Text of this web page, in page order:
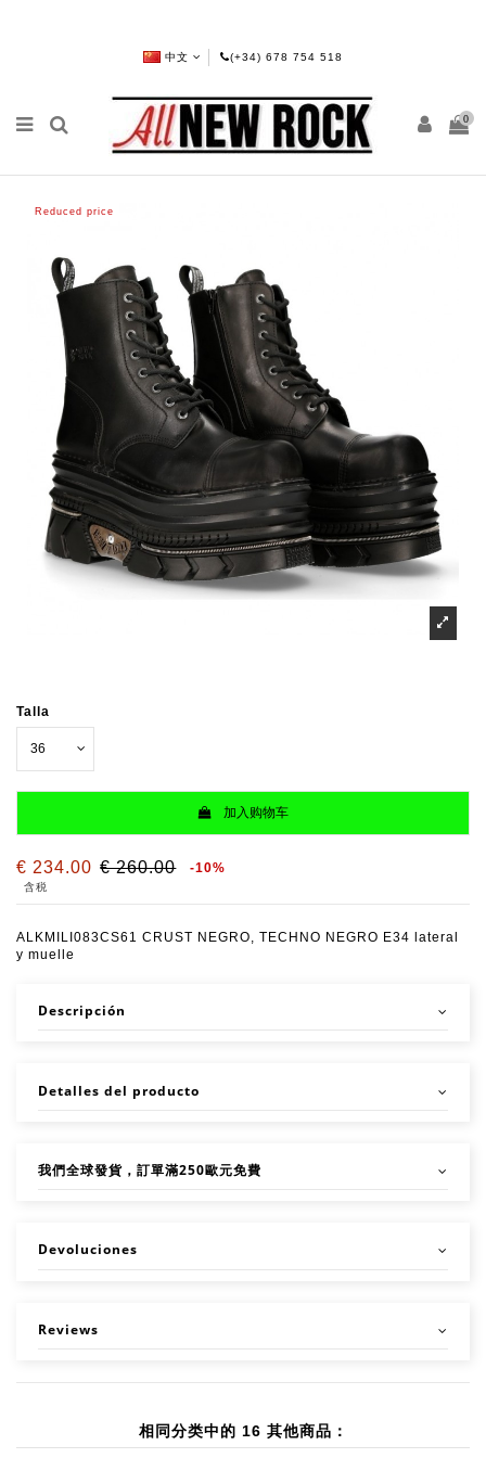
中文 (+34) 678 754 518
0
Reduced price
Talla
加入购物车
€ 234.00 € 260.00 -10%
含税
ALKMILI083CS61 CRUST NEGRO, TECHNO NEGRO E34 lateral
y muelle
Descripción
Detalles del producto
我們全球發貨，訂單滿250歐元免費
Devoluciones
Reviews
相同分类中的 16 其他商品：